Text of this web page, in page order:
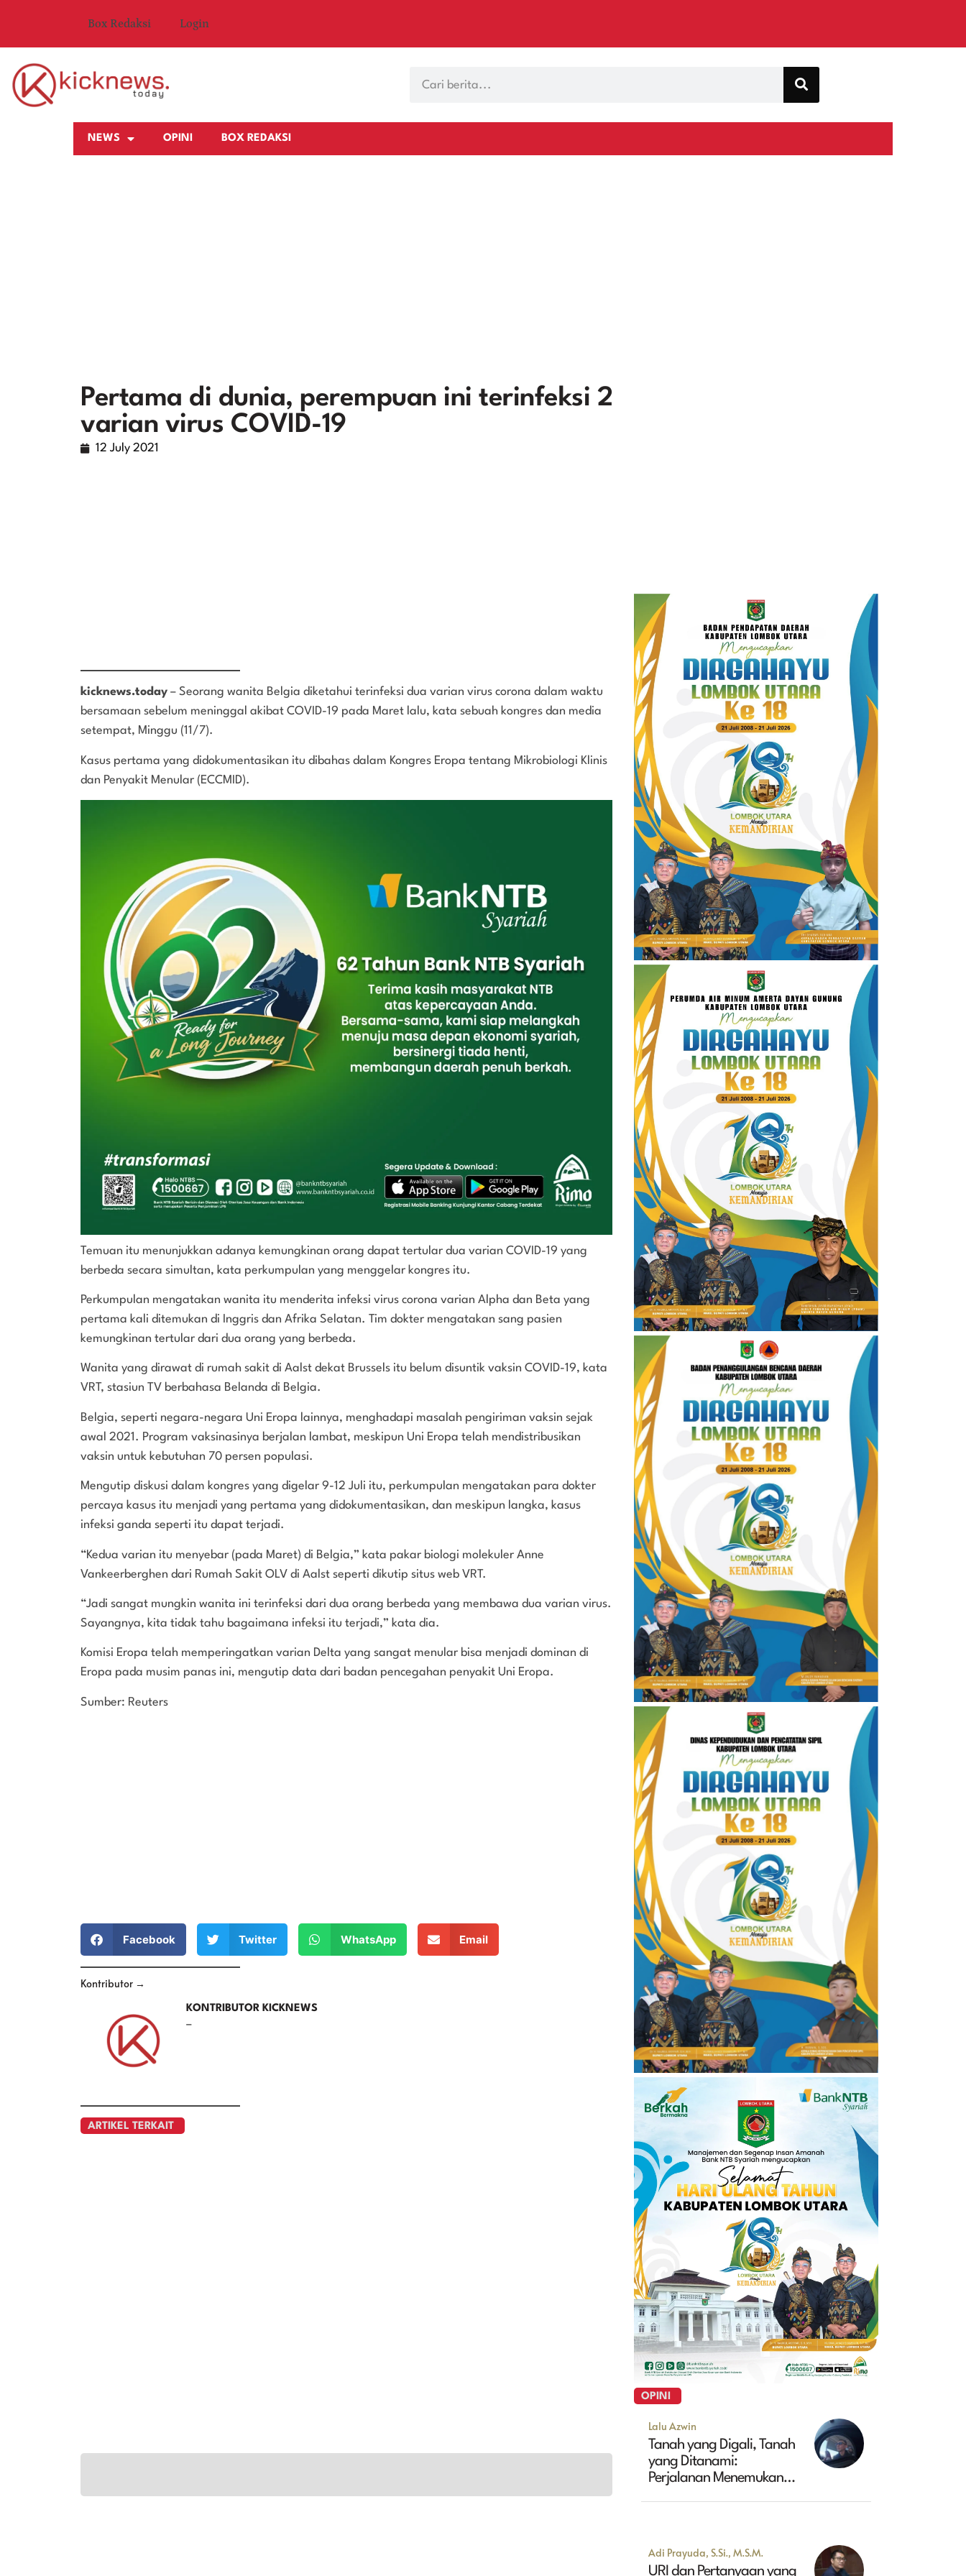
Box Redaksi Login
NEWS OPINI BOX REDAKSI
Pertama di dunia, perempuan ini terinfeksi 2
varian virus COVID-19
12 July 2021
kicknews.today – Seorang wanita Belgia diketahui terinfeksi dua varian virus corona dalam waktu
bersamaan sebelum meninggal akibat COVID-19 pada Maret lalu, kata sebuah kongres dan media
setempat, Minggu (11/7).
Kasus pertama yang didokumentasikan itu dibahas dalam Kongres Eropa tentang Mikrobiologi Klinis
dan Penyakit Menular (ECCMID).
Temuan itu menunjukkan adanya kemungkinan orang dapat tertular dua varian COVID-19 yang
berbeda secara simultan, kata perkumpulan yang menggelar kongres itu.
Perkumpulan mengatakan wanita itu menderita infeksi virus corona varian Alpha dan Beta yang
pertama kali ditemukan di Inggris dan Afrika Selatan. Tim dokter mengatakan sang pasien
kemungkinan tertular dari dua orang yang berbeda.
Wanita yang dirawat di rumah sakit di Aalst dekat Brussels itu belum disuntik vaksin COVID-19, kata
VRT, stasiun TV berbahasa Belanda di Belgia.
Belgia, seperti negara-negara Uni Eropa lainnya, menghadapi masalah pengiriman vaksin sejak
awal 2021. Program vaksinasinya berjalan lambat, meskipun Uni Eropa telah mendistribusikan
vaksin untuk kebutuhan 70 persen populasi.
Mengutip diskusi dalam kongres yang digelar 9-12 Juli itu, perkumpulan mengatakan para dokter
percaya kasus itu menjadi yang pertama yang didokumentasikan, dan meskipun langka, kasus
infeksi ganda seperti itu dapat terjadi.
“Kedua varian itu menyebar (pada Maret) di Belgia,” kata pakar biologi molekuler Anne
Vankeerberghen dari Rumah Sakit OLV di Aalst seperti dikutip situs web VRT.
“Jadi sangat mungkin wanita ini terinfeksi dari dua orang berbeda yang membawa dua varian virus.
Sayangnya, kita tidak tahu bagaimana infeksi itu terjadi,” kata dia.
Komisi Eropa telah memperingatkan varian Delta yang sangat menular bisa menjadi dominan di
Eropa pada musim panas ini, mengutip data dari badan pencegahan penyakit Uni Eropa.
Sumber: Reuters
Facebook Twitter WhatsApp Email
Kontributor →
KONTRIBUTOR KICKNEWS
–
ARTIKEL TERKAIT
OPINI
Lalu Azwin
Tanah yang Digali, Tanah
yang Ditanami:
Perjalanan Menemukan
Adi Prayuda, S.Si., M.S.M.
URI dan Pertanyaan yang